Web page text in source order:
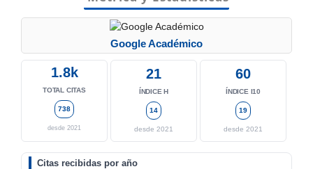
Google Académico
1.8k
TOTAL CITAS
738
desde 2021
21
ÍNDICE H
14
desde 2021
60
ÍNDICE I10
19
desde 2021
Citas recibidas por año